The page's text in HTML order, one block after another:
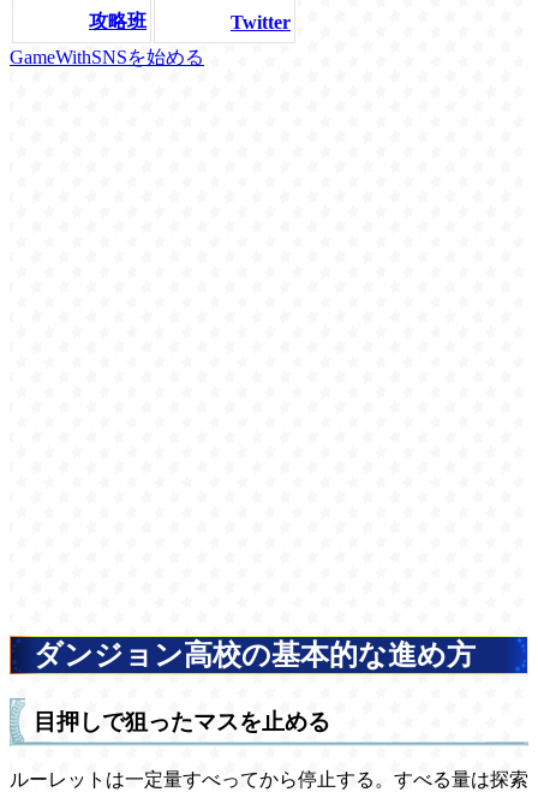
攻略班
Twitter
GameWithSNSを始める
ダンジョン高校の基本的な進め方
目押しで狙ったマスを止める
ルーレットは一定量すべってから停止する。すべる量は探索